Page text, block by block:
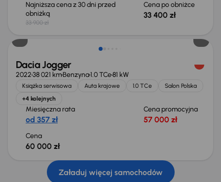
Najniższa cena z 30 dni przed
obniżką
33 900 zł
Cena po obniżce
33 400 zł
Dacia Jogger
202238 021 kmBenzyna1.0 TCe81 kW
Książka serwisowa Auta krajowe 1.0 TCe
Salon Polska
+4 kolejnych
Miesięczna rata
od 357 zł
Cena promocyjna
57 000 zł
Cena
60 000 zł
Załaduj więcej samochodów